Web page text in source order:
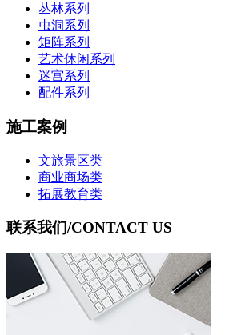
丛林系列
虫洞系列
矩阵系列
艺术休闲系列
迷宫系列
配件系列
施工案例
文旅景区类
商业商场类
拓展教育类
联系我们/CONTACT US